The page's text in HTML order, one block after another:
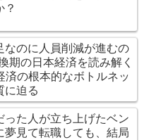
？
なのに人員削減が進むの
期の日本経済を読み解く
済の根本的なボトルネッ
に迫る
った人が立ち上げたベン
夢見て転職しても、結局